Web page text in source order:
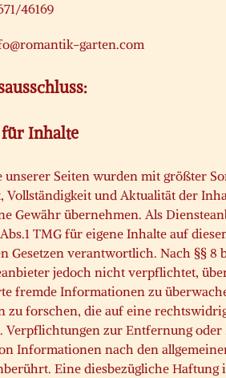
46169
garten.com
Inhalte
unserer Seiten wurden mit größter
Vollständigkeit und Aktualität der
Gewähr übernehmen. Als
TMG für eigene Inhalte auf
Gesetzen verantwortlich. Nach §§ 8
jedoch nicht verpflichtet,
fremde Informationen zu
zu forschen, die auf eine
Verpflichtungen zur Entfernung oder
Informationen nach den
Eine diesbezügliche Haftung